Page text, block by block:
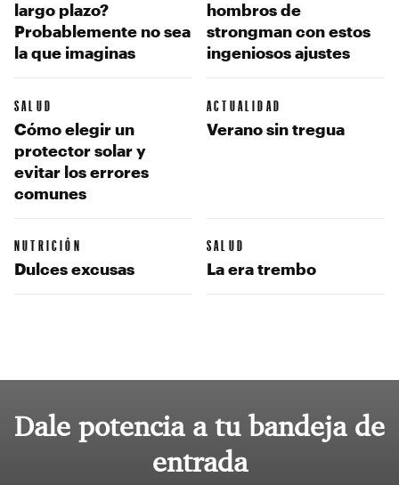
largo plazo?
Probablemente no sea
la que imaginas
hombros de
strongman con estos
ingeniosos ajustes
SALUD
Cómo elegir un
protector solar y
evitar los errores
comunes
ACTUALIDAD
Verano sin tregua
NUTRICIÓN
Dulces excusas
SALUD
La era trembo
Dale potencia a tu bandeja de
entrada